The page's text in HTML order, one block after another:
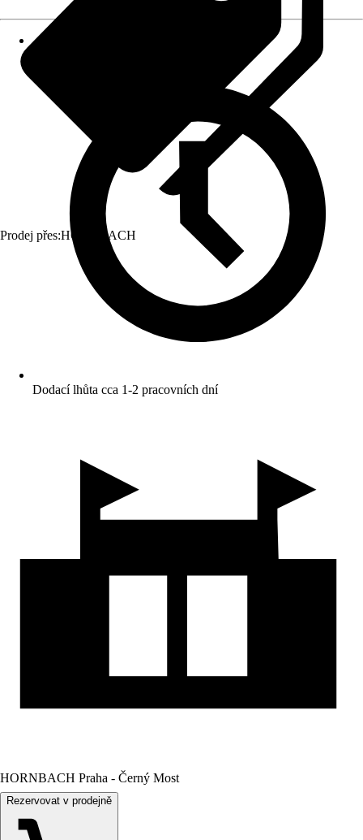
Prodej přes:HORNBACH
Dodací lhůta cca 1-2 pracovních dní
HORNBACH Praha - Černý Most
Rezervovat v prodejně